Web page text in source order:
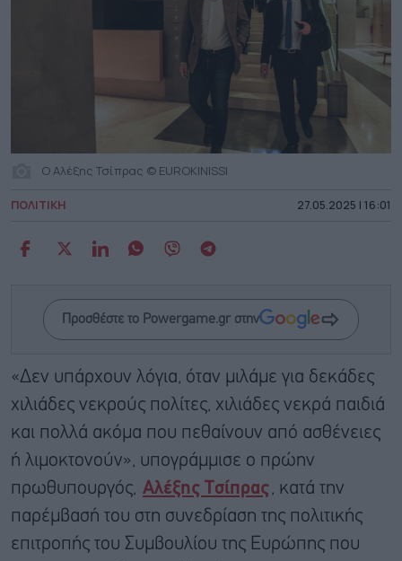
Ο Αλέξης Τσίπρας © EUROKINISSI
ΠΟΛΙΤΙΚΗ 27.05.2025 | 16:01
Προσθέστε το Powergame.gr στην
«Δεν υπάρχουν λόγια, όταν μιλάμε για δεκάδες
χιλιάδες νεκρούς πολίτες, χιλιάδες νεκρά παιδιά
και πολλά ακόμα που πεθαίνουν από ασθένειες
ή λιμοκτονούν», υπογράμμισε ο πρώην
πρωθυπουργός, Αλέξης Τσίπρας
, κατά την
παρέμβασή του στη συνεδρίαση της πολιτικής
επιτροπής του Συμβουλίου της Ευρώπης που